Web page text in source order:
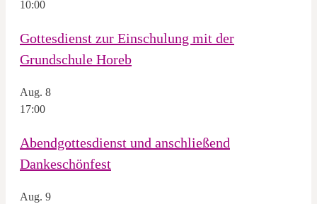
10:00
Gottesdienst zur Einschulung mit der
Grundschule Horeb
Aug. 8
17:00
Abendgottesdienst und anschließend
Dankeschönfest
Aug. 9